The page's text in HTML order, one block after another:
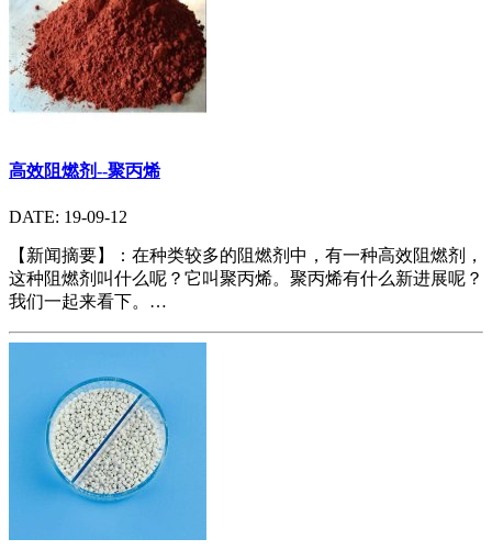
高效阻燃剂--聚丙烯
DATE: 19-09-12
【新闻摘要】：在种类较多的阻燃剂中，有一种高效阻燃剂，
这种阻燃剂叫什么呢？它叫聚丙烯。聚丙烯有什么新进展呢？
我们一起来看下。…